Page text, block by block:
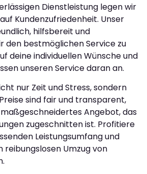
Dienstleistung legen wir
Kundenzufriedenheit. Unser
hilfsbereit und
den bestmöglichen Service zu
deine individuellen Wünsche und
unseren Service daran an.
nur Zeit und Stress, sondern
sind fair und transparent,
Angebot, das
zugeschnitten ist. Profitiere
Leistungsumfang und
reibungslosen Umzug von